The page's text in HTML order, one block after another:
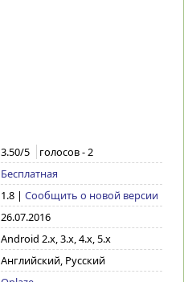
3.50/5 голосов -2
Бесплатная
1.8| Сообщить о новой версии
26.07.2016
Android 2.x, 3.x, 4.x, 5.x
Английский, Русский